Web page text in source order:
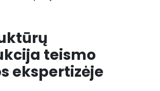
teismo
ekspertizėje